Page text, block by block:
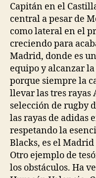
Capitán en el
central a pesar de
como lateral en el
creciendo para
Madrid, donde es
equipo y alcanzar
porque siempre la
llevar las tres rayas
selección de rugby
las rayas de adidas
respetando la
Blacks, es el
Otro ejemplo de
los obstáculos. Ha